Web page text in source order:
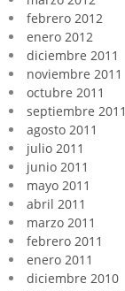
febrero 2012
enero 2012
diciembre 2011
noviembre 2011
octubre 2011
septiembre 2011
agosto 2011
julio 2011
junio 2011
mayo 2011
abril 2011
marzo 2011
febrero 2011
enero 2011
diciembre 2010